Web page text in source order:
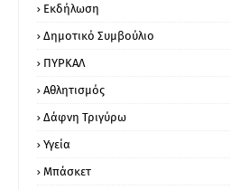
Εκδήλωση
Δημοτικό Συμβούλιο
ΠΥΡΚΑΛ
Αθλητισμός
Δάφνη Τριγύρω
Υγεία
Μπάσκετ